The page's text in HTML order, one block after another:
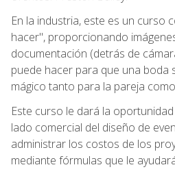
En la industria, este es un curso
hacer", proporcionando
documentación (detrás de
puede hacer para que una boda
mágico tanto para la pareja
Este curso le dará la
lado comercial del diseño de
administrar los costos de los
mediante fórmulas que le